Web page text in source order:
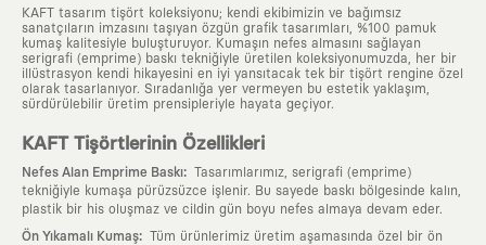
KAFT tasarım tişört koleksiyonu; kendi ekibimizin ve bağımsız
sanatçıların imzasını taşıyan özgün grafik tasarımları, %100 pamuk
kumaş kalitesiyle buluşturuyor. Kumaşın nefes almasını sağlayan
serigrafi (emprime) baskı tekniğiyle üretilen koleksiyonumuzda, her bir
illüstrasyon kendi hikayesini en iyi yansıtacak tek bir tişört rengine özel
olarak tasarlanıyor. Sıradanlığa yer vermeyen bu estetik yaklaşım,
sürdürülebilir üretim prensipleriyle hayata geçiyor.
KAFT Tişörtlerinin Özellikleri
Nefes Alan Emprime Baskı: Tasarımlarımız, serigrafi (emprime)
tekniğiyle kumaşa pürüzsüzce işlenir. Bu sayede baskı bölgesinde kalın,
plastik bir his oluşmaz ve cildin gün boyu nefes almaya devam eder.
Ön Yıkamalı Kumaş: Tüm ürünlerimiz üretim aşamasında özel bir ön